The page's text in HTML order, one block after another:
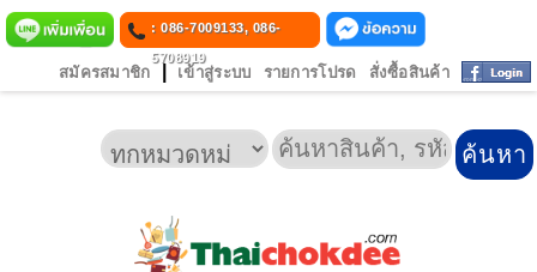
: 086-7009133, 086-
5708919
สมัครสมาชิก เข้าสู่ระบบ รายการโปรด สั่งซื้อสินค้า